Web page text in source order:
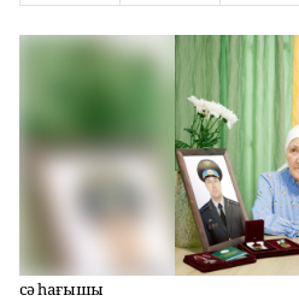
Әсә һағышы